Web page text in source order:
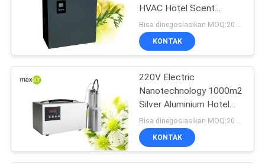
HVAC Hotel Scent
Machine
KONTAK
220V Electric
Nanotechnology 1000m2
Silver Aluminium Hotel
Lobby Scent Machine
KONTAK